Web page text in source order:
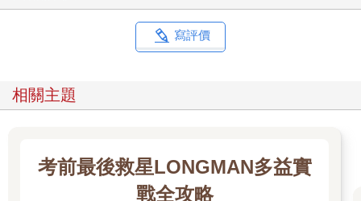
寫評價
相關主題
考前最後救星LONGMAN多益實
戰全攻略